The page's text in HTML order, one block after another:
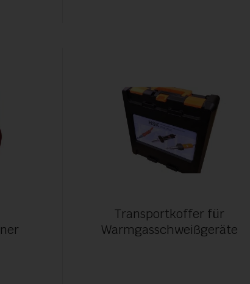
Transportkoffer für
Warmgasschweißgeräte